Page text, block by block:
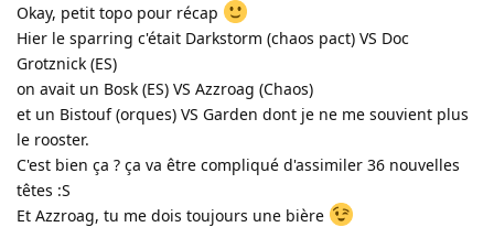
Okay, petit topo pour récap
Hier le sparring c'était Darkstorm (chaos pact) VS Doc
Grotznick (ES)
on avait un Bosk (ES) VS Azzroag (Chaos)
et un Bistouf (orques) VS Garden dont je ne me souvient plus
le rooster.
C'est bien ça ? ça va être compliqué d'assimiler 36 nouvelles
têtes :S
Et Azzroag, tu me dois toujours une bière